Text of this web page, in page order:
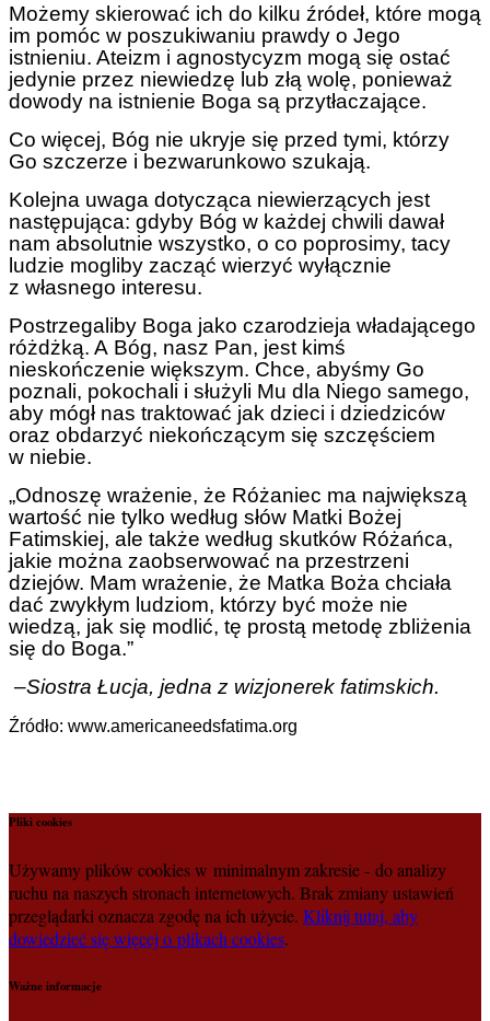
Możemy skierować ich do kilku źródeł, które mogą
im pomóc w poszukiwaniu prawdy o Jego
istnieniu. Ateizm i agnostycyzm mogą się ostać
jedynie przez niewiedzę lub złą wolę, ponieważ
dowody na istnienie Boga są przytłaczające.
Co więcej, Bóg nie ukryje się przed tymi, którzy
Go szczerze i bezwarunkowo szukają.
Kolejna uwaga dotycząca niewierzących jest
następująca: gdyby Bóg w każdej chwili dawał
nam absolutnie wszystko, o co poprosimy, tacy
ludzie mogliby zacząć wierzyć wyłącznie
z własnego interesu.
Postrzegaliby Boga jako czarodzieja władającego
różdżką. A Bóg, nasz Pan, jest kimś
nieskończenie większym. Chce, abyśmy Go
poznali, pokochali i służyli Mu dla Niego samego,
aby mógł nas traktować jak dzieci i dziedziców
oraz obdarzyć niekończącym się szczęściem
w niebie.
„Odnoszę wrażenie, że Różaniec ma największą
wartość nie tylko według słów Matki Bożej
Fatimskiej, ale także według skutków Różańca,
jakie można zaobserwować na przestrzeni
dziejów. Mam wrażenie, że Matka Boża chciała
dać zwykłym ludziom, którzy być może nie
wiedzą, jak się modlić, tę prostą metodę zbliżenia
się do Boga.”
–Siostra Łucja, jedna z wizjonerek fatimskich.
Źródło: www.americaneedsfatima.org
Pliki cookies
Używamy plików cookies w minimalnym zakresie - do analizy
ruchu na naszych stronach internetowych. Brak zmiany ustawień
przeglądarki oznacza zgodę na ich użycie. Kliknij tutaj, aby
dowiedzieć się więcej o plikach cookies.
Ważne informacje